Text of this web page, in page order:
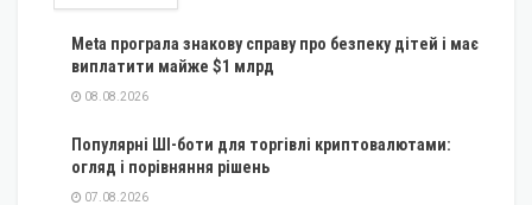
Meta програла знакову справу про безпеку дітей і має
виплатити майже $1 млрд
08.08.2026
Популярні ШІ-боти для торгівлі криптовалютами:
огляд і порівняння рішень
07.08.2026